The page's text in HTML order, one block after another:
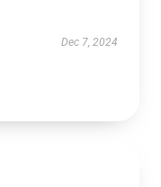
Dec 7, 2024